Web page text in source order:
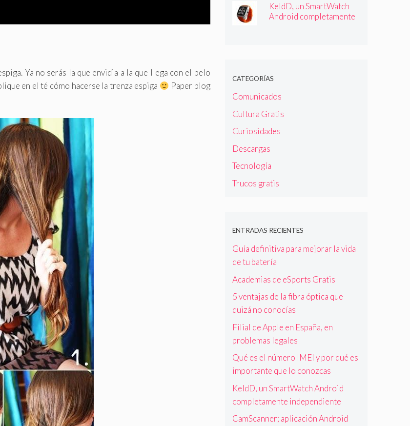
Ya no serás la que envidia a la que llega con el pelo
en el té cómo hacerse la trenza espiga
Paper blog
KeldD, un SmartWatch
Android completamente
CATEGORÍAS
Comunicados
Cultura Gratis
Curiosidades
Descargas
Tecnología
Trucos gratis
ENTRADAS RECIENTES
Guía definitiva para mejorar la vida
de tu batería
Academias de eSports Gratis
5 ventajas de la fibra óptica que
quizá no conocías
Filial de Apple en España, en
problemas legales
Qué es el número IMEI y por qué es
importante que lo conozcas
KeldD, un SmartWatch Android
completamente independiente
CamScanner; aplicación Android